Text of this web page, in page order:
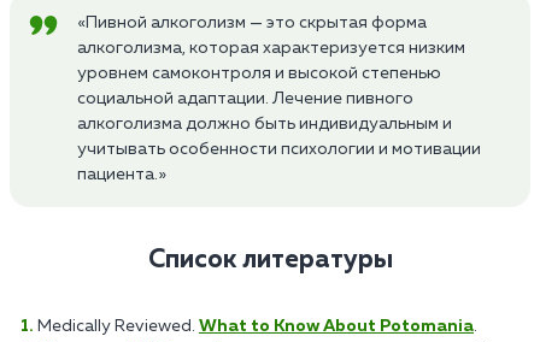
«Пивной алкоголизм — это скрытая форма
алкоголизма, которая характеризуется низким
уровнем самоконтроля и высокой степенью
социальной адаптации. Лечение пивного
алкоголизма должно быть индивидуальным и
учитывать особенности психологии и мотивации
пациента.»
Список литературы
Medically Reviewed. What to Know About Potomania.